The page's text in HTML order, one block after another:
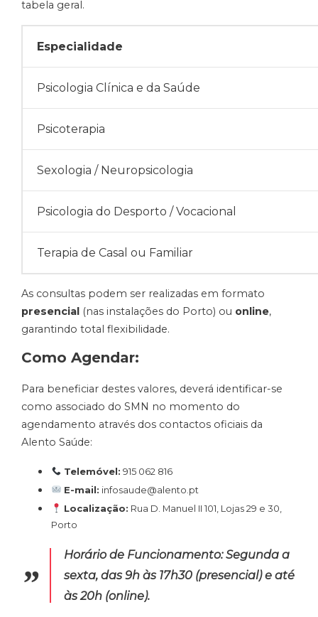
tabela geral.
Especialidade
Psicologia Clínica e da Saúde
Psicoterapia
Sexologia / Neuropsicologia
Psicologia do Desporto / Vocacional
Terapia de Casal ou Familiar
As consultas podem ser realizadas em formato
presencial (nas instalações do Porto) ou online,
garantindo total flexibilidade.
Como Agendar:
Para beneficiar destes valores, deverá identificar-se
como associado do SMN no momento do
agendamento através dos contactos oficiais da
Alento Saúde:
Telemóvel: 915 062 816
E-mail: infosaude@alento.pt
Localização: Rua D. Manuel II 101, Lojas 29 e 30,
Porto
Horário de Funcionamento:Segunda a
sexta, das 9h às 17h30 (presencial) e até
às 20h (online).